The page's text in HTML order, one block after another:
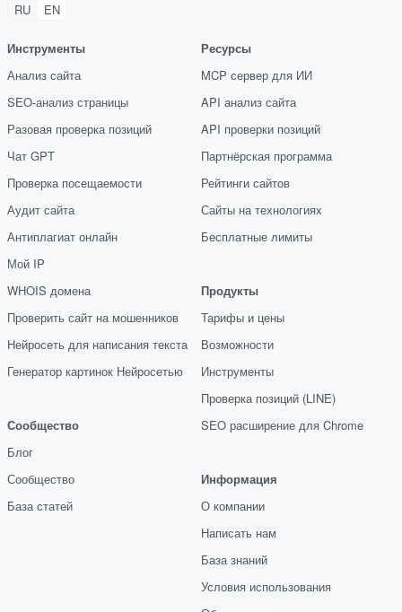
RU EN
Инструменты
Анализ сайта
SEO-анализ страницы
Разовая проверка позиций
Чат GPT
Проверка посещаемости
Аудит сайта
Антиплагиат онлайн
Мой IP
WHOIS домена
Проверить сайт на мошенников
Нейросеть для написания текста
Генератор картинок Нейросетью
Сообщество
Блог
Сообщество
База статей
Ресурсы
MCP сервер для ИИ
API анализ сайта
API проверки позиций
Партнёрская программа
Рейтинги сайтов
Сайты на технологиях
Бесплатные лимиты
Продукты
Тарифы и цены
Возможности
Инструменты
Проверка позиций (LINE)
SEO расширение для Chrome
Информация
О компании
Написать нам
База знаний
Условия использования